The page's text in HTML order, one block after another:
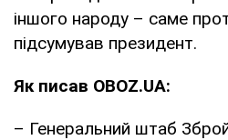
іншого народу – саме
підсумував президент.
Як писав OBOZ.UA:
– Генеральний штаб